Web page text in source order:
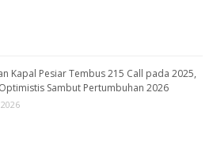
Kapal Pesiar Tembus 215 Call pada 2025,
Sambut Pertumbuhan 2026